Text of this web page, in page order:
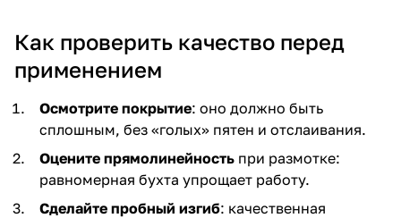
Как проверить качество перед
применением
Осмотрите покрытие: оно должно быть
сплошным, без «голых» пятен и отслаивания.
Оцените прямолинейность при размотке:
равномерная бухта упрощает работу.
Сделайте пробный изгиб: качественная